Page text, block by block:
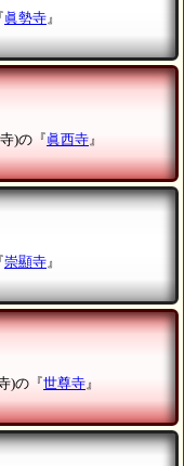
眞勢寺 』
)の『眞西寺』
崇顯寺 』
)の『世尊寺 』